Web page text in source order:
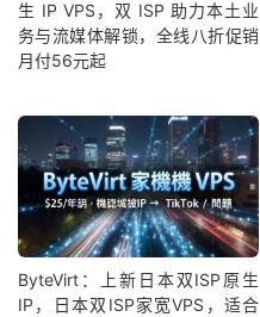
生 IP VPS，双 ISP 助力本土业
务与流媒体解锁，全线八折促销
月付56元起
ByteVirt：上新日本双ISP原生
IP，日本双ISP家宽VPS，适合